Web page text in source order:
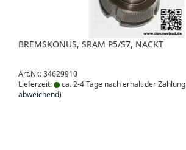
BREMSKONUS, SRAM P5/S7, NACKT
Art.Nr.: 34629910
Lieferzeit:
ca. 2-4 Tage nach erhalt der Zahlung
abweichend)